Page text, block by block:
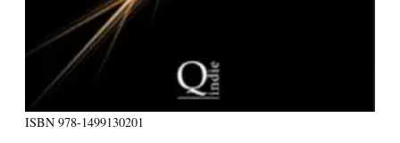
ISBN 978-1499130201